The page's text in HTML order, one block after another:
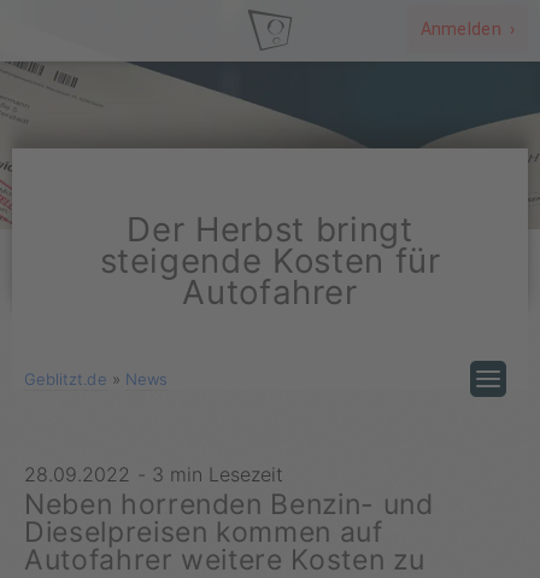
Anmelden ›
Der Herbst bringt
steigende Kosten für
Autofahrer
Geblitzt.de » News
28.09.2022 - 3 min Lesezeit
Neben horrenden Benzin- und
Dieselpreisen kommen auf
Autofahrer weitere Kosten zu